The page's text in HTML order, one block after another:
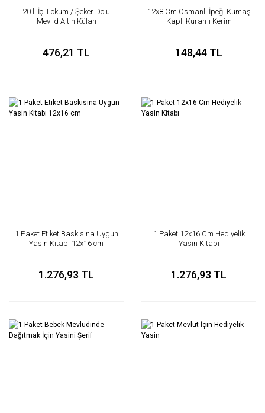
20 li İçi Lokum / Şeker Dolu
Mevlid Altın Külah
476,21 TL
12x8 Cm Osmanlı İpeği Kumaş
Kaplı Kuran-ı Kerim
148,44 TL
1 Paket Etiket Baskısına Uygun
Yasin Kitabı 12x16 cm
1.276,93 TL
1 Paket 12x16 Cm Hediyelik
Yasin Kitabı
1.276,93 TL